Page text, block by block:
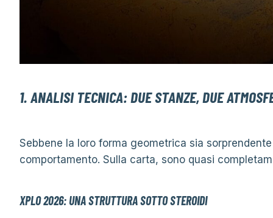
1. ANALISI TECNICA: DUE STANZE, DUE
Sebbene la loro forma geometrica sia
comportamento. Sulla carta, sono quasi
XPLO 2026: UNA STRUTTURA SOTTO STEROIDI